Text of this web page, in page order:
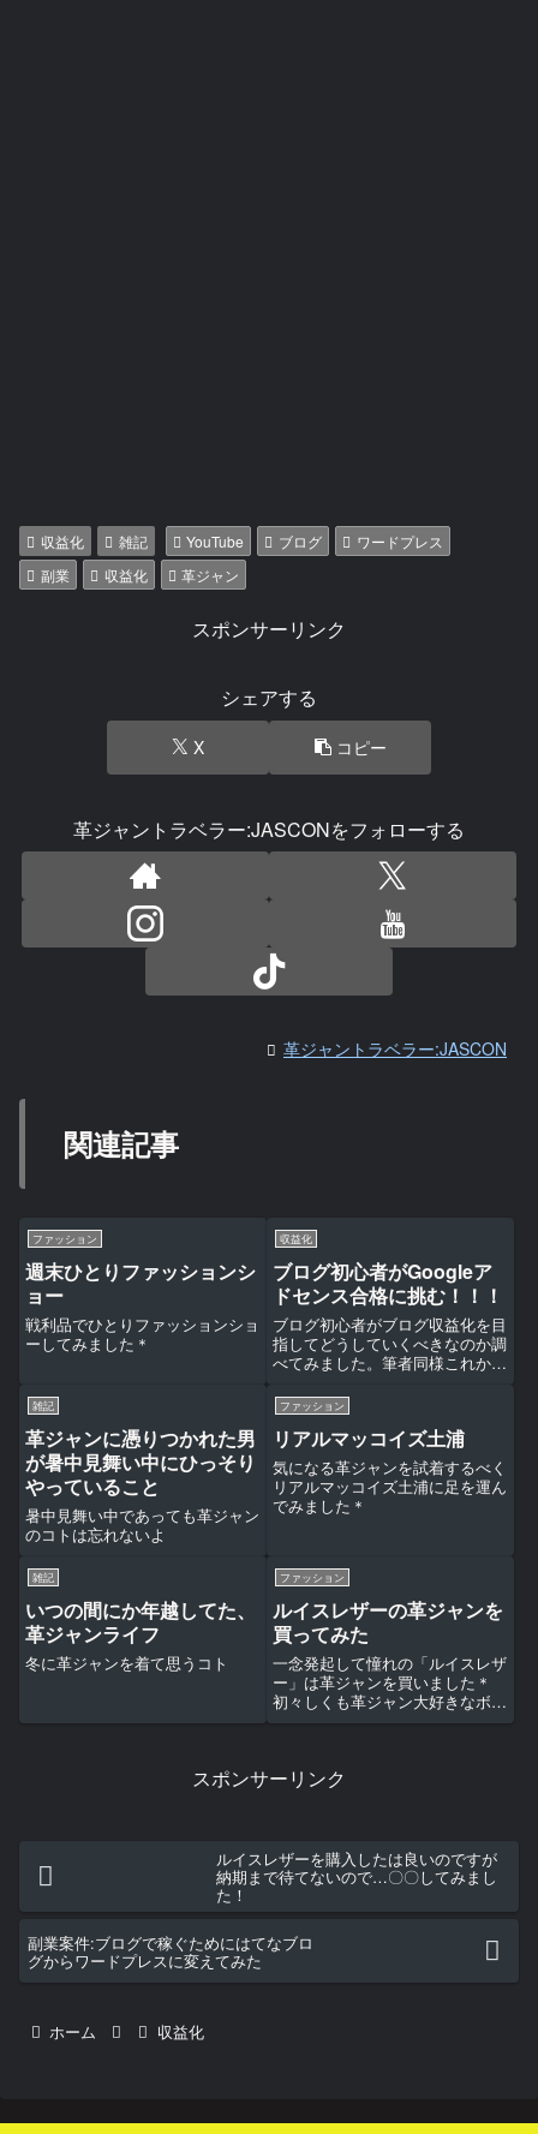
収益化 雑記 YouTube ブログ
ワードプレス
副業
収益化 革ジャン
スポンサーリンク
シェアする
X コピー
革ジャントラベラー:JASCONをフォローする
革ジャントラベラー:JASCON
関連記事
ファッション
週末ひとりファッションシ
ョー
戦利品でひとりファッションショ
ーしてみました＊
収益化
ブログ初心者がGoogleア
ドセンス合格に挑む！！！
ブログ初心者がブログ収益化を目
指してどうしていくべきなのか調
べてみました。筆者同様これから
ていただければ幸いです。
雑記
革ジャンに憑りつかれた男
が暑中見舞い中にひっそり
やっていること
暑中見舞い中であっても革ジャン
のコトは忘れないよ
ファッション
リアルマッコイズ土浦
気になる革ジャンを試着するべく
リアルマッコイズ土浦に足を運ん
でみました＊
雑記
いつの間にか年越してた、
革ジャンライフ
冬に革ジャンを着て思うコト
ファッション
ルイスレザーの革ジャンを
買ってみた
一念発起して憧れの「ルイスレザ
ー」は革ジャンを買いました＊
初々しくも革ジャン大好きなボク
の出世作です。温かい気持ちで読
スポンサーリンク
ルイスレザーを購入したは良いのですが
納期まで待てないので…〇〇してみまし
た！
副業案件:ブログで稼ぐためにはてなブロ
グからワードプレスに変えてみた
ホーム 収益化